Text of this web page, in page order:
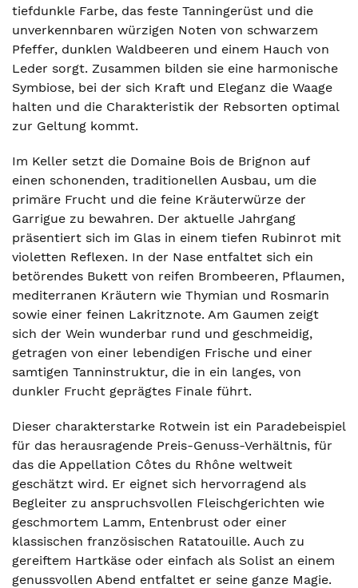
tiefdunkle Farbe, das feste Tanningerüst und die
unverkennbaren würzigen Noten von schwarzem
Pfeffer, dunklen Waldbeeren und einem Hauch von
Leder sorgt. Zusammen bilden sie eine harmonische
Symbiose, bei der sich Kraft und Eleganz die Waage
halten und die Charakteristik der Rebsorten optimal
zur Geltung kommt.
Im Keller setzt die Domaine Bois de Brignon auf
einen schonenden, traditionellen Ausbau, um die
primäre Frucht und die feine Kräuterwürze der
Garrigue zu bewahren. Der aktuelle Jahrgang
präsentiert sich im Glas in einem tiefen Rubinrot mit
violetten Reflexen. In der Nase entfaltet sich ein
betörendes Bukett von reifen Brombeeren, Pflaumen,
mediterranen Kräutern wie Thymian und Rosmarin
sowie einer feinen Lakritznote. Am Gaumen zeigt
sich der Wein wunderbar rund und geschmeidig,
getragen von einer lebendigen Frische und einer
samtigen Tanninstruktur, die in ein langes, von
dunkler Frucht geprägtes Finale führt.
Dieser charakterstarke Rotwein ist ein Paradebeispiel
für das herausragende Preis-Genuss-Verhältnis, für
das die Appellation Côtes du Rhône weltweit
geschätzt wird. Er eignet sich hervorragend als
Begleiter zu anspruchsvollen Fleischgerichten wie
geschmortem Lamm, Entenbrust oder einer
klassischen französischen Ratatouille. Auch zu
gereiftem Hartkäse oder einfach als Solist an einem
genussvollen Abend entfaltet er seine ganze Magie.